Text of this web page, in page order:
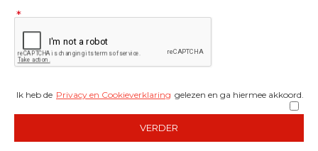
Ik heb de Privacy en Cookieverklaring gelezen en ga hiermee akkoord.
VERDER